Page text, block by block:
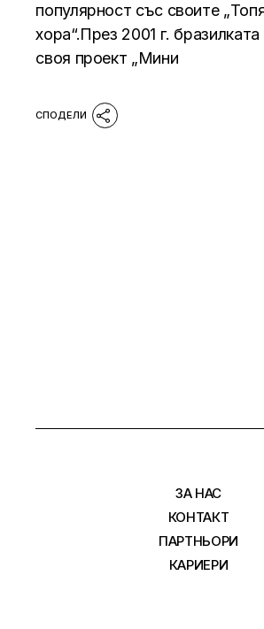
популярност със своите
хора“.През 2001 г.
своя проект „Мини
ЗА НАС
КОНТАКТ
ПАРТНЬОРИ
КАРИЕРИ